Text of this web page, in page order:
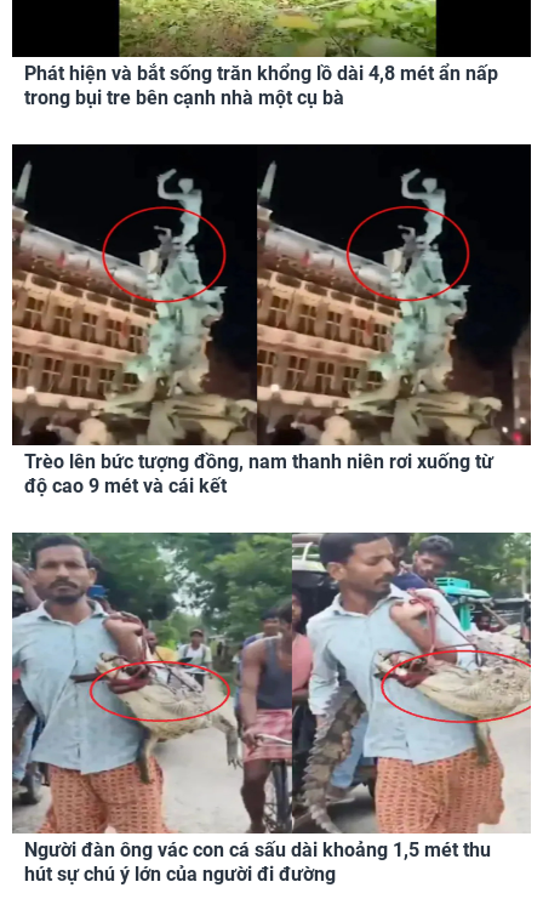
Phát hiện và bắt sống trăn khổng lồ dài 4,8 mét ẩn nấp
trong bụi tre bên cạnh nhà một cụ bà
Trèo lên bức tượng đồng, nam thanh niên rơi xuống từ
độ cao 9 mét và cái kết
Người đàn ông vác con cá sấu dài khoảng 1,5 mét thu
hút sự chú ý lớn của người đi đường